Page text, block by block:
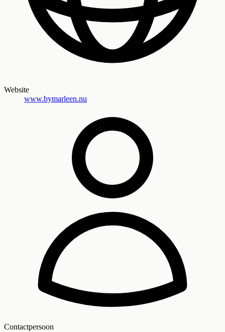
Website
www.bymarleen.nu
Contactpersoon